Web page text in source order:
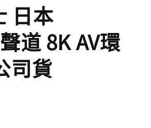
日本
道 8K AV環
司貨